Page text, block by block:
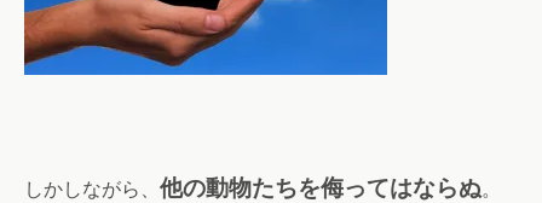
しかしながら、 他の動物たちを侮ってはならぬ。